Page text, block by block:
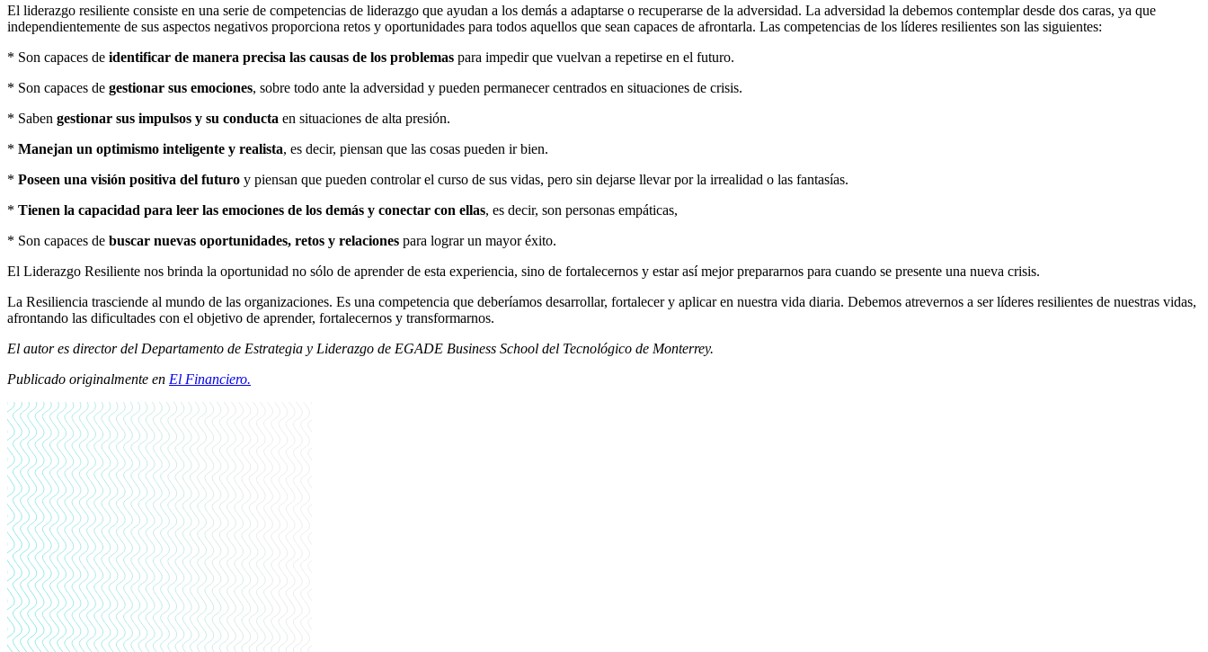
El liderazgo resiliente consiste en una serie de competencias de liderazgo que ayudan a los demás a adaptarse o recuperarse de la adversidad. La adversidad la debemos contemplar desde dos caras, ya que
independientemente de sus aspectos negativos proporciona retos y oportunidades para todos aquellos que sean capaces de afrontarla. Las competencias de los líderes resilientes son las siguientes:
* Son capaces de identificar de manera precisa las causas de los problemas para impedir que vuelvan a repetirse en el futuro.
* Son capaces de gestionar sus emociones, sobre todo ante la adversidad y pueden permanecer centrados en situaciones de crisis.
* Saben gestionar sus impulsos y su conducta en situaciones de alta presión.
* Manejan un optimismo inteligente y realista, es decir, piensan que las cosas pueden ir bien.
* Poseen una visión positiva del futuro y piensan que pueden controlar el curso de sus vidas, pero sin dejarse llevar por la irrealidad o las fantasías.
* Tienen la capacidad para leer las emociones de los demás y conectar con ellas, es decir, son personas empáticas,
* Son capaces de buscar nuevas oportunidades, retos y relaciones para lograr un mayor éxito.
El Liderazgo Resiliente nos brinda la oportunidad no sólo de aprender de esta experiencia, sino de fortalecernos y estar así mejor prepararnos para cuando se presente una nueva crisis.
La Resiliencia trasciende al mundo de las organizaciones. Es una competencia que deberíamos desarrollar, fortalecer y aplicar en nuestra vida diaria. Debemos atrevernos a ser líderes resilientes de nuestras vidas,
afrontando las dificultades con el objetivo de aprender, fortalecernos y transformarnos.
El autor es director del Departamento de Estrategia y Liderazgo de EGADE Business School del Tecnológico de Monterrey.
Publicado originalmente en El Financiero.